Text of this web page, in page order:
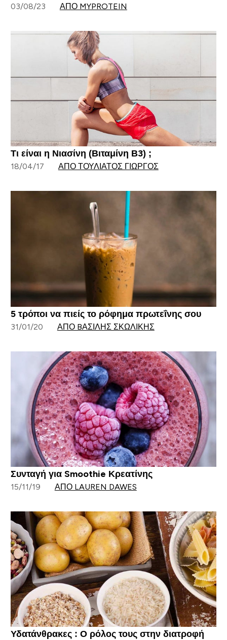
03/08/23 ΑΠΌ MYPROTEIN
Τι είναι η Νιασίνη (Βιταμίνη Β3) ;
18/04/17 ΑΠΌ ΤΟΥΛΙΆΤΟΣ ΓΙΏΡΓΟΣ
5 τρόποι να πιείς το ρόφημα πρωτεΐνης σου
31/01/20 ΑΠΌ BΑΣΊΛΗΣ ΣΚΩΛΊΚΗΣ
Συνταγή για Smoothie Κρεατίνης
15/11/19 ΑΠΌ LAUREN DAWES
Υδατάνθρακες : Ο ρόλος τους στην διατροφή